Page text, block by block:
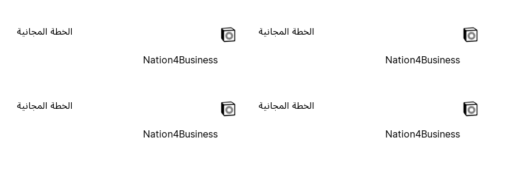
Nation4Business
الخطة المجانية
Nation4Business
الخطة المجانية
Nation4Business
الخطة المجانية
Nation4Business
الخطة المجانية